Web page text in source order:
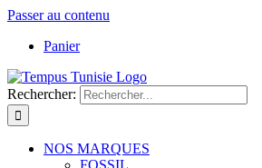
Passer au contenu
Panier
Rechercher:
NOS MARQUES
FOSSIL